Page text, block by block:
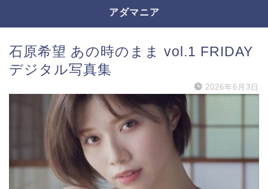
アダマニア
石原希望 あの時のまま vol.1 FRIDAY
デジタル写真集
2026年6月3日